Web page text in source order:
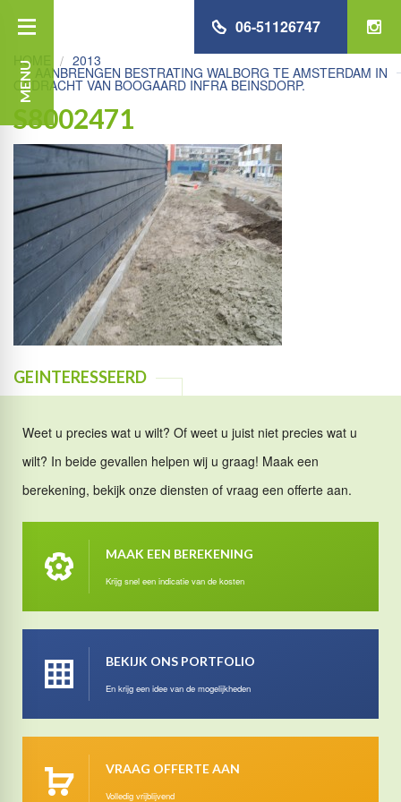
MENU
06-51126747
HOME 2013
AANBRENGEN BESTRATING WALBORG TE AMSTERDAM IN
OPDRACHT VAN BOOGAARD INFRA BEINSDORP.
S8002471
GEINTERESSEERD
Weet u precies wat u wilt? Of weet u juist niet precies wat u
wilt? In beide gevallen helpen wij u graag! Maak een
berekening, bekijk onze diensten of vraag een offerte aan.
MAAK EEN BEREKENING
Krijg snel een indicatie van de kosten
BEKIJK ONS PORTFOLIO
En krijg een idee van de mogelijkheden
VRAAG OFFERTE AAN
Volledig vrijblijvend